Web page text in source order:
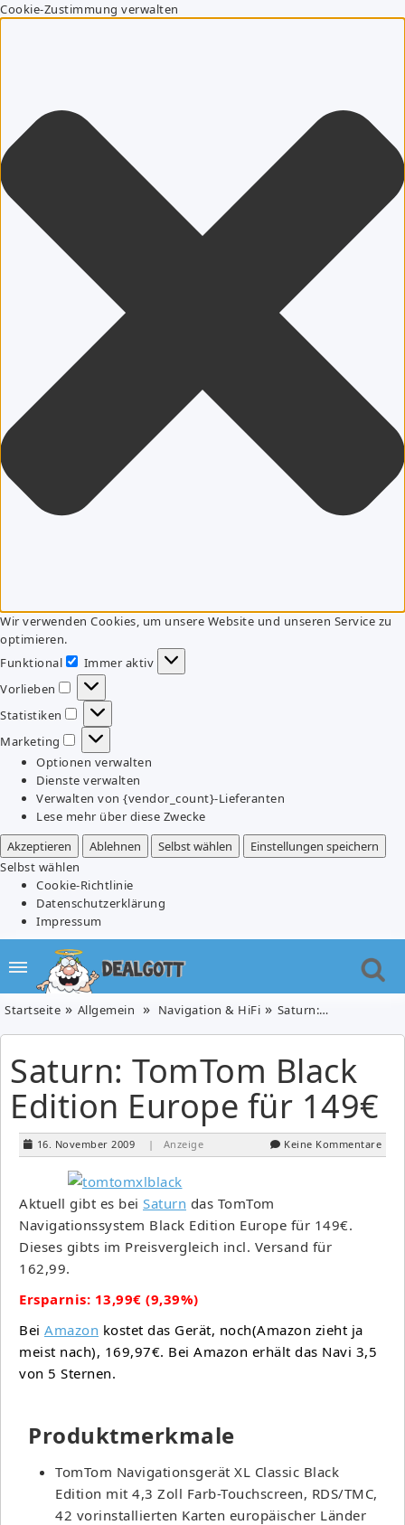
Cookie-Zustimmung verwalten
Wir verwenden Cookies, um unsere Website und unseren Service zu
optimieren.
Funktional
Funktional
Immer aktiv
Vorlieben
Vorlieben
Statistiken
Statistiken
Marketing
Marketing
Optionen verwalten
Dienste verwalten
Verwalten von {vendor_count}-Lieferanten
Lese mehr über diese Zwecke
Akzeptieren
Ablehnen Selbst wählen
Einstellungen speichern
Selbst wählen
Cookie-Richtlinie
Datenschutzerklärung
Impressum
Startseite Allgemein Navigation & HiFi Saturn: TomTom Black Edition Europe für 149€
Saturn: TomTom Black
Edition Europe für 149€
16. November 2009 | Anzeige Keine Kommentare
Aktuell gibt es bei Saturn das TomTom
Navigationssystem Black Edition Europe für 149€.
Dieses gibts im Preisvergleich incl. Versand für
162,99.
Ersparnis: 13,99€ (9,39%)
Bei Amazon kostet das Gerät, noch(Amazon zieht ja
meist nach), 169,97€. Bei Amazon erhält das Navi 3,5
von 5 Sternen.
Produktmerkmale
TomTom Navigationsgerät XL Classic Black
Edition mit 4,3 Zoll Farb-Touchscreen, RDS/TMC,
42 vorinstallierten Karten europäischer Länder